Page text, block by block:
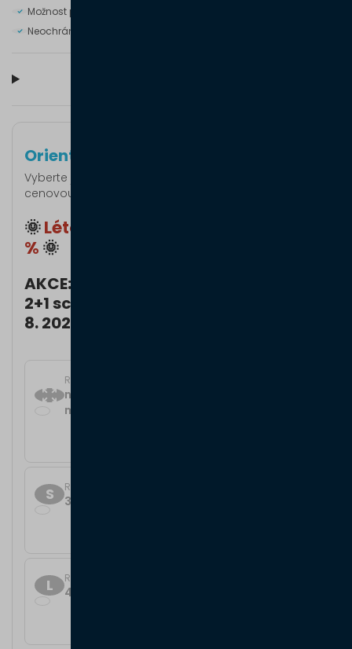
Možnost podsvícení LED osvětlením.
Neochrání před deštěm.
Orientační
Vyberte jednu z variant a nezávazně poptejte
cenovou nabídku.
🌞Léto je tu → VYUŽIJTE SLEVY AŽ 25
% 🌞
AKCE: Ke každé objednané pergole
2+1 screen roleta ZDARMA. Platí do 31.
8. 2026.
Rozměr
na míru (až do rozměru 6,24 m × 4,74
m)
S Rozměr
3 m × 2,5 m
L Rozměr
4,5 m × 3,5 m